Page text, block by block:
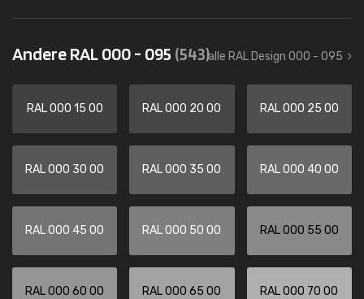
Andere RAL 000 - 095 (543)alle RAL Design 000 - 095
RAL 000 15 00 RAL 000 20 00 RAL 000 25 00
RAL 000 30 00 RAL 000 35 00 RAL 000 40 00
RAL 000 45 00 RAL 000 50 00 RAL 000 55 00
RAL 000 60 00 RAL 000 65 00 RAL 000 70 00